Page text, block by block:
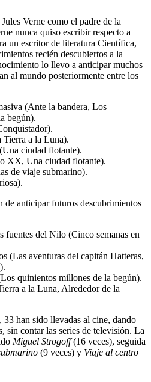
Verne como el padre de la
nunca quiso escribir respecto a
un escritor de literatura Científica,
recién descubiertos a la
lo llevo a anticipar muchos
al mundo posteriormente entre los
(Ante la bandera, Los
begún).
Tierra a la Luna).
ciudad flotante).
XX, Una ciudad flotante).
de viaje submarino).
de anticipar futuros descubrimientos
fuentes del Nilo (Cinco semanas en
(Las aventuras del capitán Hatteras,
quinientos millones de la begún).
a la Luna, Alrededor de la
33 han sido llevadas al cine, dando
sin contar las series de televisión. La
Miguel Strogoff(16 veces), seguida
(9 veces) y Viaje al centro